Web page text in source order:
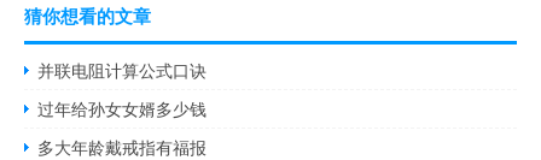
猜你想看的文章
并联电阻计算公式口诀
过年给孙女女婿多少钱
多大年龄戴戒指有福报